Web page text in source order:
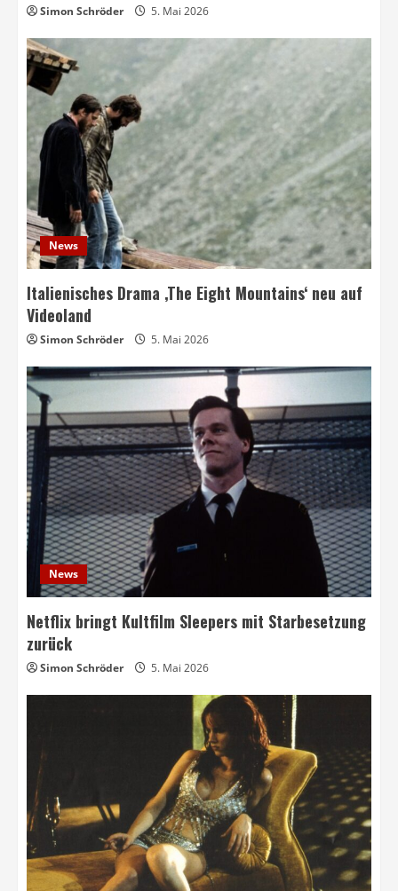
Simon Schröder 5. Mai 2026
News
Italienisches Drama ‚The Eight Mountains‘ neu auf
Videoland
Simon Schröder 5. Mai 2026
News
Netflix bringt Kultfilm Sleepers mit Starbesetzung
zurück
Simon Schröder 5. Mai 2026